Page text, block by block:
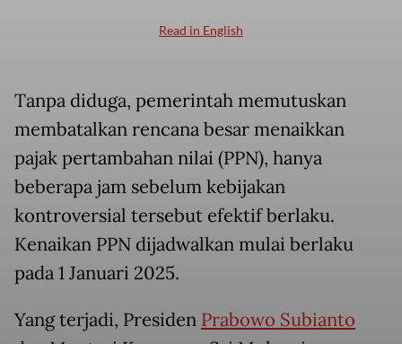
Read in English
Tanpa diduga, pemerintah memutuskan
membatalkan rencana besar menaikkan
pajak pertambahan nilai (PPN), hanya
beberapa jam sebelum kebijakan
kontroversial tersebut efektif berlaku.
Kenaikan PPN dijadwalkan mulai berlaku
pada 1 Januari 2025.
Yang terjadi, Presiden Prabowo Subianto